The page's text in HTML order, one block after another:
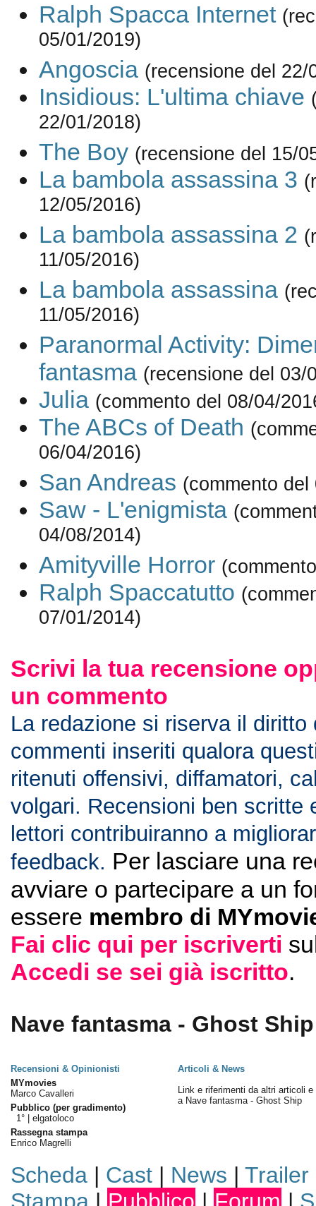
Ralph Spacca Internet
05/01/2019)
Angoscia (recensione del 22/
Insidious: L'ultima chiave
22/01/2018)
The Boy (recensione del 15/
La bambola assassina 3
12/05/2016)
La bambola assassina 2
11/05/2016)
La bambola assassina
11/05/2016)
Paranormal Activity:
fantasma (recensione del 03/
Julia (commento del 08/04/
The ABCs of Death
06/04/2016)
San Andreas (commento del
Saw - L'enigmista
04/08/2014)
Amityville Horror
Ralph Spaccatutto
07/01/2014)
Scrivi la tua recensione
un commento
La redazione si riserva il diritto
commenti inseriti qualora
ritenuti offensivi, diffamatori,
volgari. Recensioni ben scritte
lettori contribuiranno a
feedback. Per lasciare una
avviare o partecipare a un
essere membro di
Fai clic qui per iscriverti
Accedi se sei già iscritto.
Nave fantasma - Ghost
Recensioni & Opinionisti
Articoli & News
MYmovies
Marco Cavalleri
Pubblico (per gradimento)
1° | elgatoloco
Rassegna stampa
Enrico Magrelli
Link e riferimenti da altri articoli e
a Nave fantasma - Ghost Ship
Scheda| Cast| News | Trailer